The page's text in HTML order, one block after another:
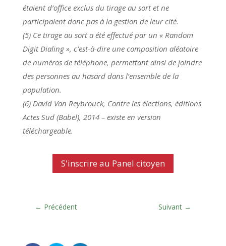
étaient d’office exclus du tirage au sort et ne
participaient donc pas à la gestion de leur cité.
(5) Ce tirage au sort a été effectué par un « Random
Digit Dialing », c’est-à-dire une composition aléatoire
de numéros de téléphone, permettant ainsi de joindre
des personnes au hasard dans l’ensemble de la
population.
(6) David Van Reybrouck, Contre les élections, éditions
Actes Sud (Babel), 2014 – existe en version
téléchargeable.
S'inscrire au Panel citoyen
← Précédent Suivant →